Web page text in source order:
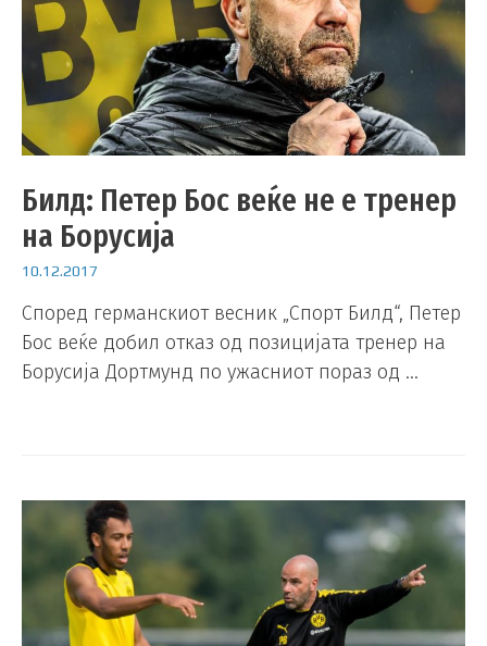
Билд: Петер Бос веќе не е тренер
на Борусија
10.12.2017
Според германскиот весник „Спорт Билд“, Петер
Бос веќе добил отказ од позицијата тренер на
Борусија Дортмунд по ужасниот пораз од …